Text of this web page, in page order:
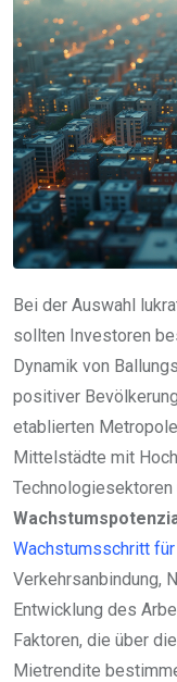
Bei der Auswahl
sollten Investoren
Dynamik von
positiver
etablierten
Mittelstädte mit
Wachstumsschritt
Verkehrsanbindung,
Entwicklung des
Faktoren, die über
Mietrendite